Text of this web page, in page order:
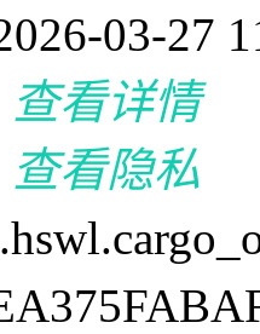
03-27
查看详情
查看隐私